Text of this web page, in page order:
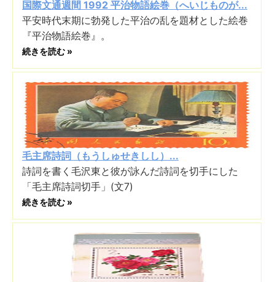
国際文通週間 1992 平治物語絵巻（へいじものが...
平安時代末期に勃発した平治の乱を題材とした絵巻
『平治物語絵巻』。
続きを読む »
毛主席詩詞（もうしゅせきしし）...
詩詞を書く毛沢東と彼が詠んだ詩詞を切手にした
「毛主席詩詞切手」(文7)
続きを読む »